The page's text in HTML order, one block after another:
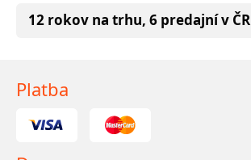
12 rokov na trhu, 6 predajní v ČR
Platba